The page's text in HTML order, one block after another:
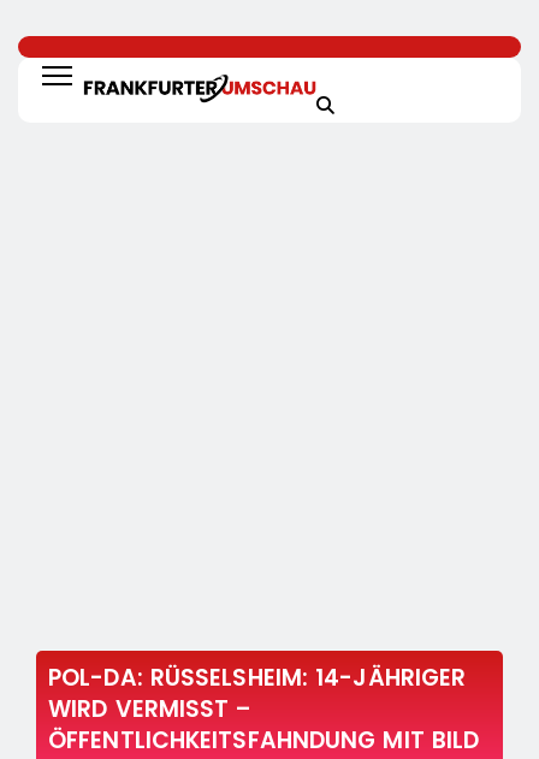
POL-DA: RÜSSELSHEIM: 14-JÄHRIGER
WIRD VERMISST –
ÖFFENTLICHKEITSFAHNDUNG MIT BILD